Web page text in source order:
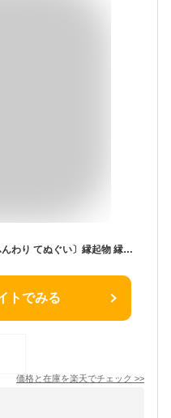
日本製 ガーゼ手ぬぐい〔ふくこい ふんわり てぬぐい〕縁起物 縁起柄 2重ガーゼ ダブルガーゼ ガーゼ 赤ちゃん ハンカチ ギフト 出産祝い 内祝い 結婚 お祝い 厄除け 厄年 七色 小物 縁起 長寿 年末年始 年賀 冬 プチギフト 母の日 父の日 敬老の日
トでみる
価格と在庫を楽天でチェック >>